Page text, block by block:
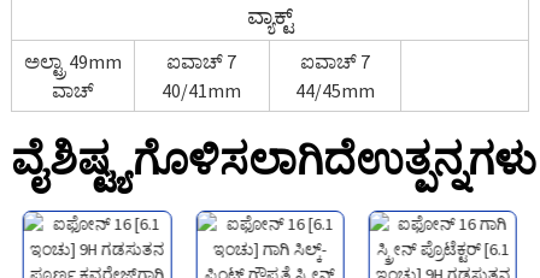
ವ್ಯಾಕ್ಟ್
ಅಲ್ಟ್ರಾ 49mm
ವಾಚ್
ಐವಾಚ್ 7
40/41mm
ಐವಾಚ್ 7
44/45mm
ವೈಶಿಷ್ಟ್ಯಗೊಳಿಸಲಾಗಿದೆಉತ್ಪನ್ನಗಳು